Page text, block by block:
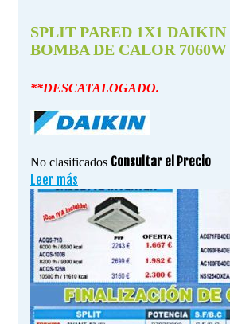
SPLIT PARED 1X1 DAIKIN
BOMBA DE CALOR 7060W
**DESCATALOGADO.
No clasificados Consultar el Precio
Leer más